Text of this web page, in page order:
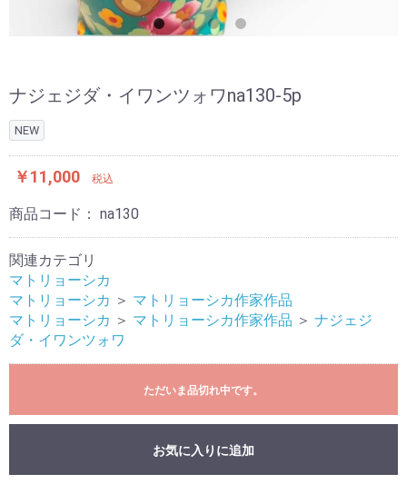
ナジェジダ・イワンツォワna130-5p
NEW
￥11,000 税込
商品コード： na130
関連カテゴリ
マトリョーシカ
マトリョーシカ ＞ マトリョーシカ作家作品
マトリョーシカ ＞ マトリョーシカ作家作品 ＞ ナジェジ
ダ・イワンツォワ
ただいま品切れ中です。
お気に入りに追加